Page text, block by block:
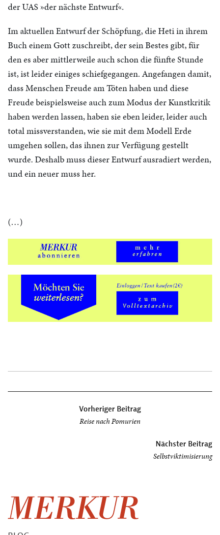
derUAS »der nächste Entwurf«.
Im aktuellen Entwurf der Schöpfung, die Heti in ihrem
Buch einem Gott zuschreibt, der sein Bestes gibt, für
den es aber mittlerweile auch schon die fünfte Stunde
ist, ist leider einiges schiefgegangen. Angefangen damit,
dass Menschen Freude am Töten haben und diese
Freude beispielsweise auch zum Modus der Kunstkritik
haben werden lassen, haben sie eben leider, leider auch
total missverstanden, wie sie mit dem Modell Erde
umgehen sollen, das ihnen zur Verfügung gestellt
wurde. Deshalb muss dieser Entwurf ausradiert werden,
und ein neuer muss her.
(…)
Vorheriger Beitrag
Reise nach Pomurien
Nächster Beitrag
Selbstviktimisierung